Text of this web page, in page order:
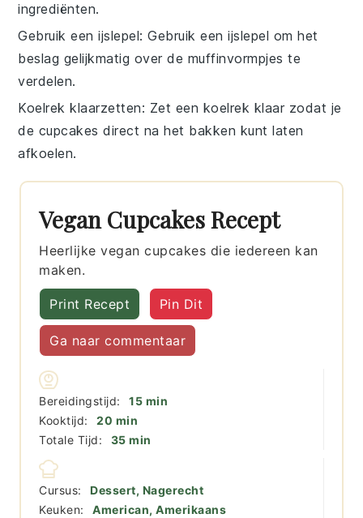
ingrediënten.
Gebruik een ijslepel: Gebruik een ijslepel om het
beslag gelijkmatig over de muffinvormpjes te
verdelen.
Koelrek klaarzetten: Zet een koelrek klaar zodat je
de cupcakes direct na het bakken kunt laten
afkoelen.
Vegan Cupcakes Recept
Heerlijke vegan cupcakes die iedereen kan
maken.
Print Recept Pin Dit
Ga naar commentaar
Bereidingstijd: 15minuten
min
Kooktijd:
20 minuten
min
Totale Tijd:
35minuten
min
Cursus:
Dessert, Nagerecht
Keuken:
American, Amerikaans